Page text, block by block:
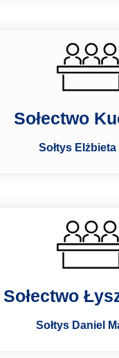
Sołectwo
Sołtys
Sołectwo
Sołtys Daniel